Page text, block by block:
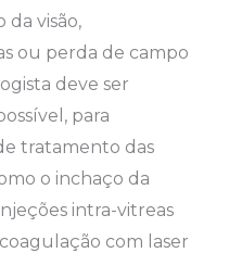
visão,
ou perda de campo
deve ser
para
tratamento das
o inchaço da
intra-vitreas
com laser